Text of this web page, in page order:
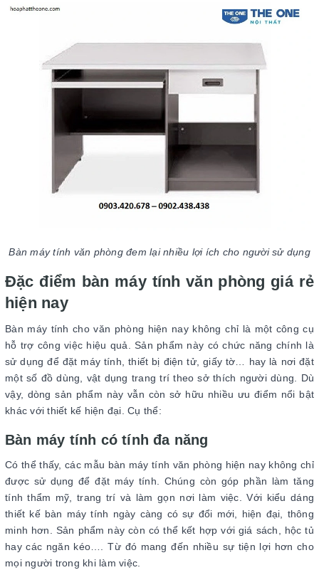
Bàn máy tính văn phòng đem lại nhiều lợi ích cho người sử dụng
Đặc điểm bàn máy tính văn phòng giá rẻ
hiện nay
Bàn máy tính cho văn phòng hiện nay không chỉ là một công cụ
hỗ trợ công việc hiệu quả. Sản phẩm này có chức năng chính là
sử dụng để đặt máy tính, thiết bị điện tử, giấy tờ… hay là nơi đặt
một số đồ dùng, vật dụng trang trí theo sở thích người dùng. Dù
vậy, dòng sản phẩm này vẫn còn sở hữu nhiều ưu điểm nổi bật
khác với thiết kế hiện đại. Cụ thể:
Bàn máy tính có tính đa năng
Có thể thấy, các mẫu bàn máy tính văn phòng hiện nay không chỉ
được sử dụng để đặt máy tính. Chúng còn góp phần làm tăng
tính thẩm mỹ, trang trí và làm gọn nơi làm việc. Với kiểu dáng
thiết kế bàn máy tính ngày càng có sự đổi mới, hiện đại, thông
minh hơn. Sản phẩm này còn có thể kết hợp với giá sách, hộc tủ
hay các ngăn kéo…. Từ đó mang đến nhiều sự tiện lợi hơn cho
mọi người trong khi làm việc.